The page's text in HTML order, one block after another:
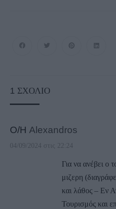
1 ΣΧΌΛΙΟ
Ο/Η Alexandros
04/09/2024 στις 22:24
Για να ανέβει ο
μιζερη
και λάθος –
Τουρισμός και